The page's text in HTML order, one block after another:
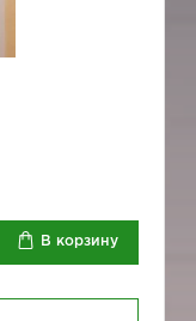
В корзину